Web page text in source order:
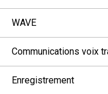
WAVE
Communications voix
Enregistrement